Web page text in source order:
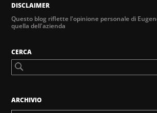
DISCLAIMER
Questo blog riflette l'opinione personale di
quella dell'azienda
CERCA
ARCHIVIO